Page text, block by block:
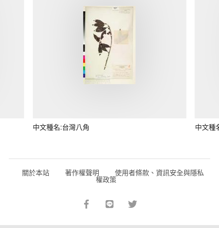
中文種名:台灣八角 中文種
關於本站 著作權聲明 使用者條款、資訊安全與隱私
權政策